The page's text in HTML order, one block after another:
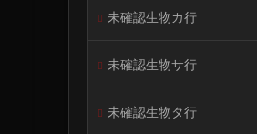
未確認生物カ行
未確認生物サ行
未確認生物タ行